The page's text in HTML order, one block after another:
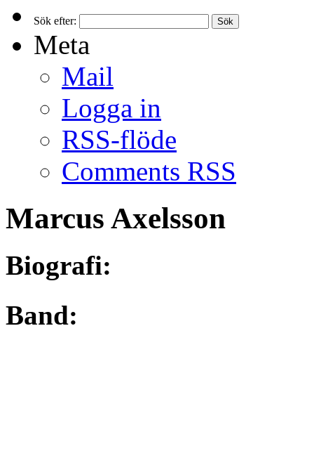
Sök efter:
Meta
Mail
Logga in
RSS-flöde
Comments RSS
Marcus Axelsson
Biografi:
Band: